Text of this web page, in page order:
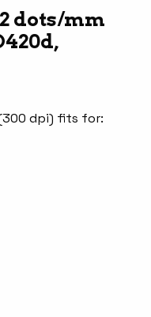
dots/mm
dpi) fits for: